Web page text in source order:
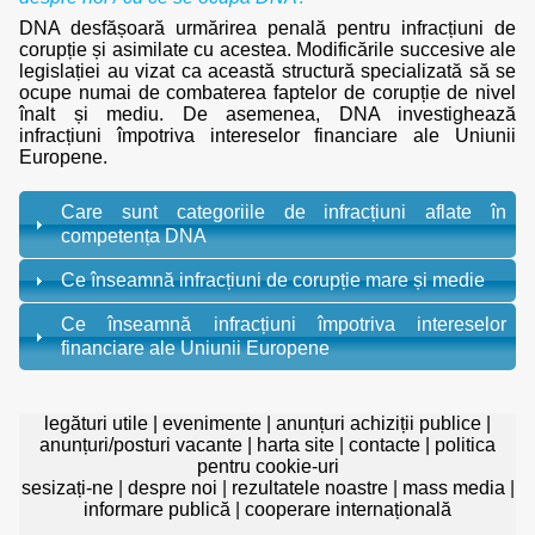
DNA desfășoară urmărirea penală pentru infracțiuni de
corupție și asimilate cu acestea. Modificările succesive ale
legislației au vizat ca această structură specializată să se
ocupe numai de combaterea faptelor de corupție de nivel
înalt și mediu. De asemenea, DNA investighează
infracțiuni împotriva intereselor financiare ale Uniunii
Europene.
Care sunt categoriile de infracțiuni aflate în
competența DNA
Ce înseamnă infracțiuni de corupție mare și medie
Ce înseamnă infracțiuni împotriva intereselor
financiare ale Uniunii Europene
legături utile evenimente anunțuri achiziții publice
anunțuri/posturi vacante
harta site contacte
politica
pentru cookie-uri
sesizați-ne| despre noi rezultatele noastre| mass media
informare publică
cooperare internațională